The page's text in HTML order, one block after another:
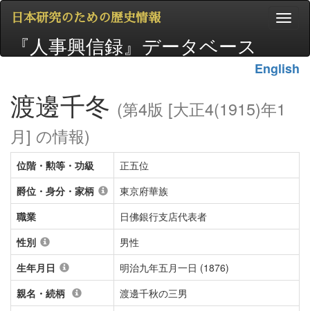
日本研究のための歴史情報
『人事興信録』データベース
English
渡邊千冬 (第4版 [大正4(1915)年1
月] の情報)
位階・勲等・功級
正五位
爵位・身分・家柄
東京府華族
職業
日佛銀行支店代表者
性別
男性
生年月日
明治九年五月一日 (1876)
親名・続柄
渡邊千秋の三男